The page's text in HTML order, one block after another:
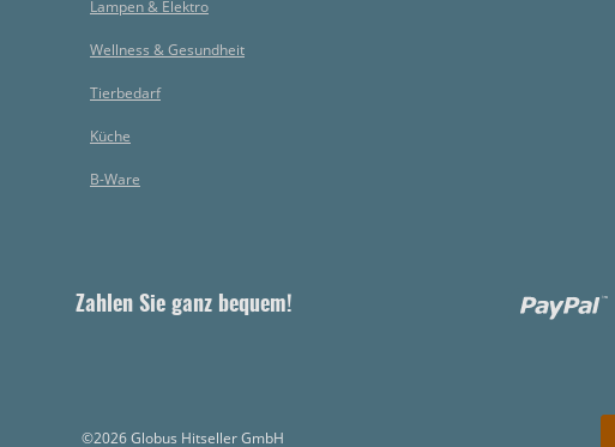
Lampen & Elektro
Wellness & Gesundheit
Tierbedarf
Küche
B-Ware
Zahlen Sie ganz bequem!
©2026 Globus Hitseller GmbH